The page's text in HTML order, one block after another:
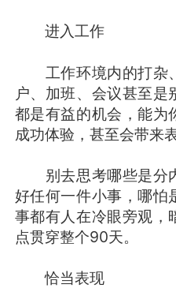
进入工作
工作环境内的打杂
户、加班、会议甚至是
都是有益的机会，能为
成功体验，甚至会带来
别去思考哪些是分
好任何一件小事，哪怕
事都有人在冷眼旁观，
点贯穿整个90天。
恰当表现